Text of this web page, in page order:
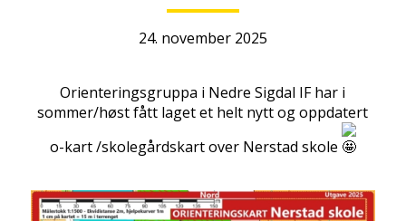
24. november 2025
Orienteringsgruppa i Nedre Sigdal IF har i
sommer/høst fått laget et helt nytt og oppdatert
o-kart /skolegårdskart over Nerstad skole